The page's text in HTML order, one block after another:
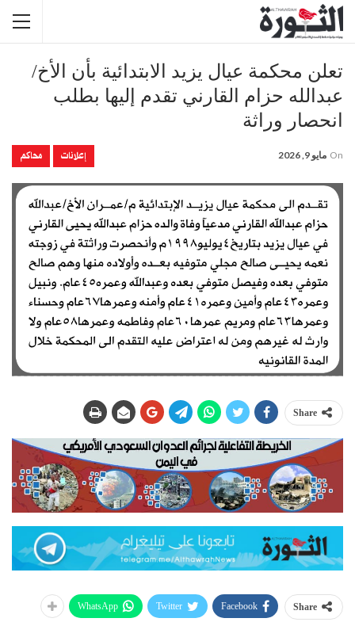
تعلن محكمة عيال يزيد الابتدائية بأن الأخ/
عبدالله حزام القارني تقدم إليها بطلب
انحصار وراثة
إعلانات محاكم On مايو 9, 2026
Share
Share
Facebook
Twitter
WhatsApp